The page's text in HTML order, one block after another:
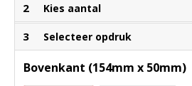
2 Kies aantal
3 Selecteer opdruk
Bovenkant (154mm x 50mm)